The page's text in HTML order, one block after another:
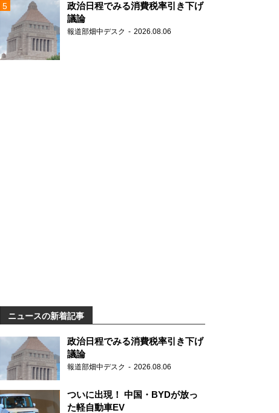
政治日程でみる消費税率引き下げ
議論
報道部畑中デスク 2026.08.06
ニュースの新着記事
政治日程でみる消費税率引き下げ
議論
報道部畑中デスク 2026.08.06
ついに出現！ 中国・BYDが放っ
た軽自動車EV